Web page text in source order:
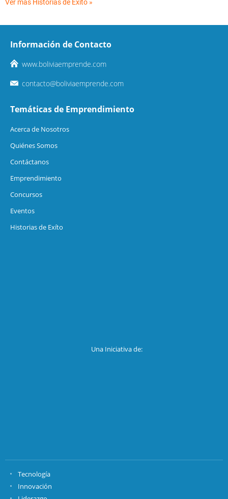
Ver más Historias de Éxito »
Información de Contacto
www.boliviaemprende.com
contacto@boliviaemprende.com
Temáticas de Emprendimiento
Acerca de Nosotros
Quiénes Somos
Contáctanos
Emprendimiento
Concursos
Eventos
Historias de Exíto
Una Iniciativa de:
Tecnología
Innovación